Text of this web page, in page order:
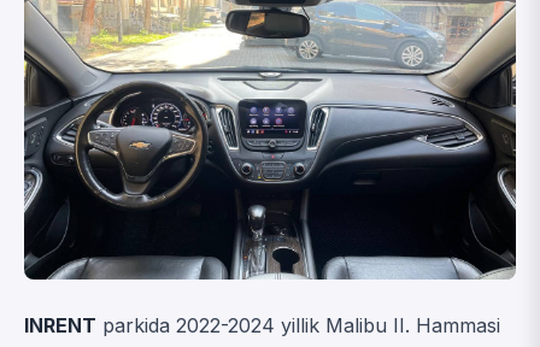
INRENT parkida 2022-2024 yillik Malibu II. Hammasi